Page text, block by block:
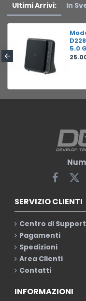
Ultimi Arrivi: In
5.0
SERVIZIO CLIENTI
Centro di
Pagamenti
Spedizioni
Area Clienti
Contatti
INFORMAZIONI